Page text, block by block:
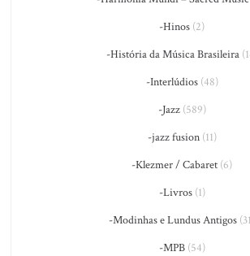
-Hinos (2)
-História da Música Brasileira
-Interlúdios(48)
-Jazz(589)
-jazz fusion(11)
-Klezmer / Cabaret (6)
-Livros(1)
-Modinhas e Lundus Antigos
-MPB(54)